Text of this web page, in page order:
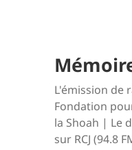
L'émission de
Fondation
la Shoah | Le
sur RCJ (94.8